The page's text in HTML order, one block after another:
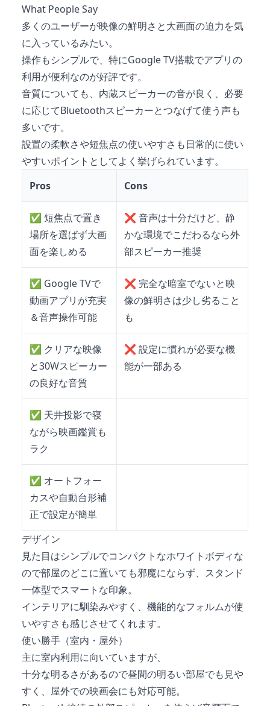
What People Say
多くのユーザーが映像の鮮明さと大画面の迫力を気
に入っているみたい。
操作もシンプルで、特にGoogle TV搭載でアプリの
利用が便利なのが好評です。
音質についても、内蔵スピーカーの音が良く、必要
に応じてBluetoothスピーカーとつなげて使う声も
多いです。
設置の柔軟さや短焦点の使いやすさも日常的に使い
やすいポイントとしてよく挙げられています。
Pros
Cons
✅ 短焦点で置き
場所を選ばず大画
面を楽しめる
❌ 音声は十分だけど、静
かな環境でこだわるなら外
部スピーカー推奨
✅ Google TVで
動画アプリが充実
＆音声操作可能
❌ 完全な暗室でないと映
像の鮮明さは少し劣ること
も
✅ クリアな映像
と30Wスピーカー
の良好な音質
❌ 設定に慣れが必要な機
能が一部ある
✅ 天井投影で寝
ながら映画鑑賞も
ラク
✅ オートフォー
カスや自動台形補
正で設定が簡単
デザイン
見た目はシンプルでコンパクトなホワイトボディな
ので部屋のどこに置いても邪魔にならず、スタンド
一体型でスマートな印象。
インテリアに馴染みやすく、機能的なフォルムが使
いやすさも感じさせてくれます。
使い勝手（室内・屋外）
主に室内利用に向いていますが、
十分な明るさがあるので昼間の明るい部屋でも見や
すく、屋外での映画会にも対応可能。